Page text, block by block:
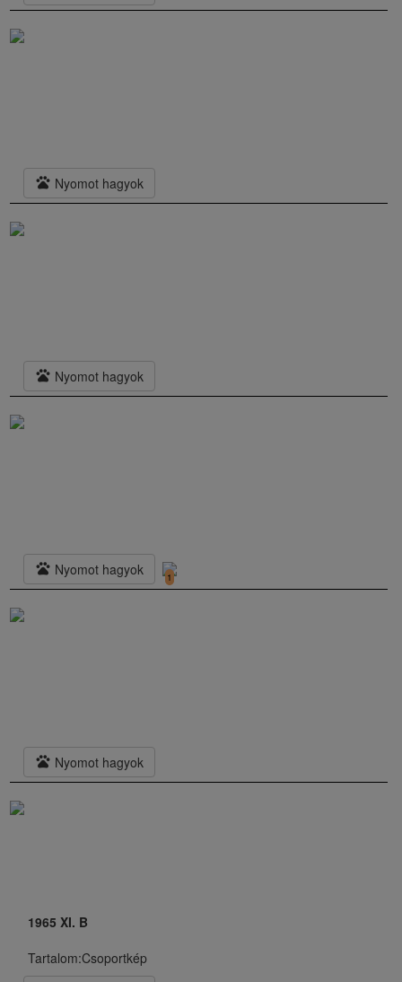
pets Nyomot hagyok
pets Nyomot hagyok
pets Nyomot hagyok 1
pets Nyomot hagyok
1965 XI. B
Tartalom:Csoportkép